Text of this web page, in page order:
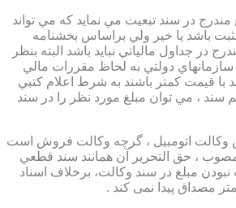
مندرج در سند تبعيت مي نمايد كه مي تواند
باشد يا خير ولي براساس بخشنامه
در جداول مالياتي نبايد باشد البته بنظر
دولتي به لحاظ مقررات مالي
با قيمت كمتر باشند به شرط اعلام كتبي
سند ، مي توان مبلغ مورد نظر را در سند
وكالت اتومبيل ، گرچه وكالت فروش است
، حق التحرير آن همانند سند قطعي
مبلغ در سند وكالت، برخلاف اسناد
مصداق پیدا نمی کند .